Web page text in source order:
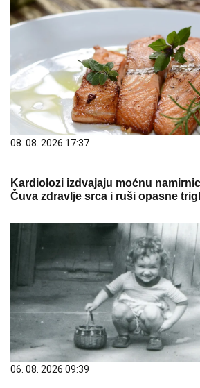
08. 08. 2026 17:37
Kardiolozi izdvajaju moćnu
Čuva zdravlje srca i ruši opasne
06. 08. 2026 09:39